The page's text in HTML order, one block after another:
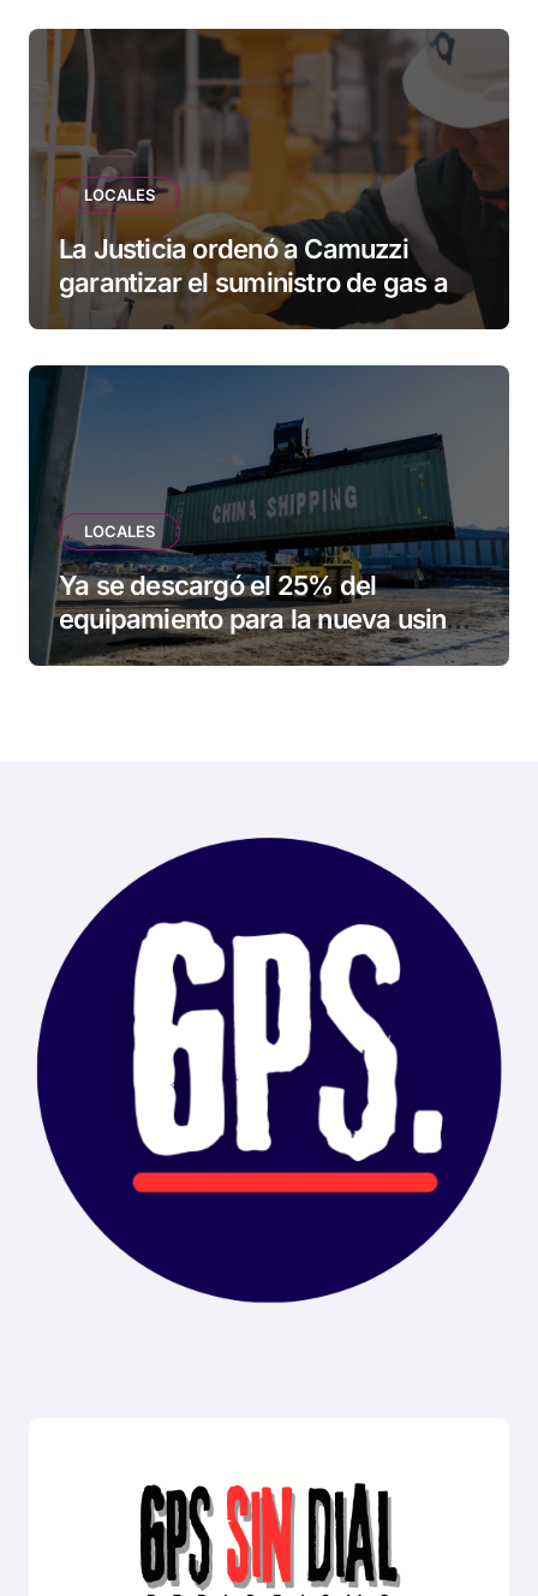
esperando”
LOCALES
La Justicia ordenó a Camuzzi
garantizar el suministro de gas a
una familia de Tolhuin
LOCALES
Ya se descargó el 25% del
equipamiento para la nueva usina
de Ushuaia